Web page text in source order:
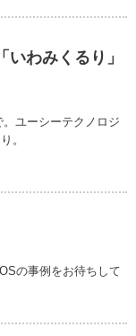
わみくるり」
ユーシーテクノロジ
。
の事例をお待ちして